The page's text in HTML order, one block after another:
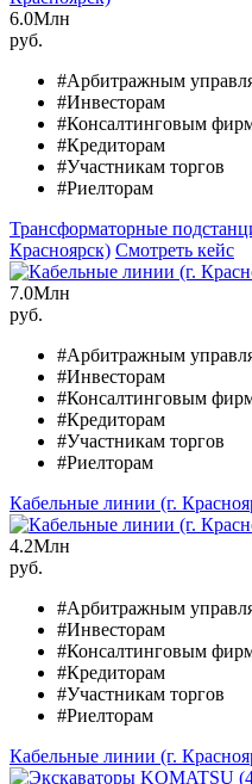
6.0Млн
руб.
#Арбитражным
#Инвесторам
#Консалтинговым
#Кредиторам
#Участникам торгов
#Риелторам
Трансформаторные
Красноярск) Смотреть кейс
7.0Млн
руб.
#Арбитражным
#Инвесторам
#Консалтинговым
#Кредиторам
#Участникам торгов
#Риелторам
Кабельные линии (г.
4.2Млн
руб.
#Арбитражным
#Инвесторам
#Консалтинговым
#Кредиторам
#Участникам торгов
#Риелторам
Кабельные линии (г.